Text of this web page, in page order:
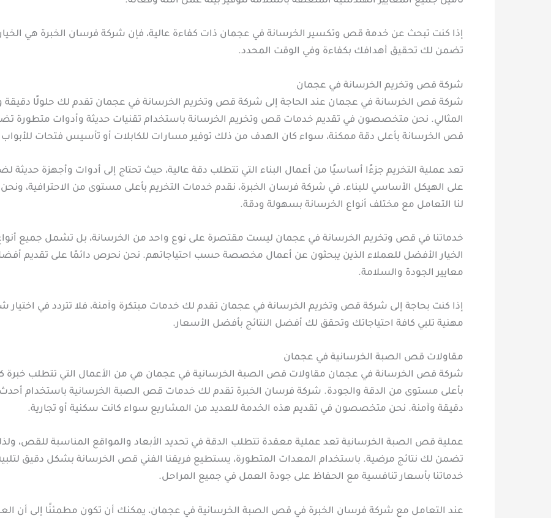
إذا كنت تبحث عن خدمة قص وتكسير الخرسانة في عجمان ذات كفاءة عالية، فإن شركة فرسان الخبرة هي
تضمن لك تحقيق أهدافك بكفاءة وفي الوقت المحدد.
شركة قص وتخريم الخرسانة في عجمان
شركة قص الخرسانة في عجمان عند الحاجة إلى شركة قص وتخريم الخرسانة في عجمان تقدم لك حلولًا دقيقة
المثالي. نحن متخصصون في تقديم خدمات قص وتخريم الخرسانة باستخدام تقنيات حديثة وأدوات متطورة
قص الخرسانة بأعلى دقة ممكنة، سواء كان الهدف من ذلك توفير مسارات للكابلات أو تأسيس فتحات للأبواب
تعد عملية التخريم جزءًا أساسيًا من أعمال البناء التي تتطلب دقة عالية، حيث تحتاج إلى أدوات وأجهزة حديثة
على الهيكل الأساسي للبناء. في شركة فرسان الخبرة، نقدم خدمات التخريم بأعلى مستوى من الاحترافية،
لنا التعامل مع مختلف أنواع الخرسانة بسهولة ودقة.
خدماتنا في قص وتخريم الخرسانة في عجمان ليست مقتصرة على نوع واحد من الخرسانة، بل تشمل جميع أنواع
الخيار الأفضل للعملاء الذين يبحثون عن أعمال مخصصة حسب احتياجاتهم. نحن نحرص دائمًا على تقديم
معايير الجودة والسلامة.
إذا كنت بحاجة إلى شركة قص وتخريم الخرسانة في عجمان تقدم لك خدمات مبتكرة وآمنة، فلا تتردد في اختيار
مهنية تلبي كافة احتياجاتك وتحقق لك أفضل النتائج بأفضل الأسعار.
مقاولات قص الصبة الخرسانية في عجمان
شركة قص الخرسانة في عجمان مقاولات قص الصبة الخرسانية في عجمان هي من الأعمال التي تتطلب خبرة
بأعلى مستوى من الدقة والجودة. شركة فرسان الخبرة تقدم لك خدمات قص الصبة الخرسانية باستخدام أحدث
دقيقة وآمنة. نحن متخصصون في تقديم هذه الخدمة للعديد من المشاريع سواء كانت سكنية أو تجارية.
عملية قص الصبة الخرسانية تعد عملية معقدة تتطلب الدقة في تحديد الأبعاد والمواقع المناسبة للقص،
تضمن لك نتائج مرضية. باستخدام المعدات المتطورة، يستطيع فريقنا الفني قص الخرسانة بشكل دقيق
خدماتنا بأسعار تنافسية مع الحفاظ على جودة العمل في جميع المراحل.
عند التعامل مع شركة فرسان الخبرة في قص الصبة الخرسانية في عجمان، يمكنك أن تكون مطمئنًا إلى أن